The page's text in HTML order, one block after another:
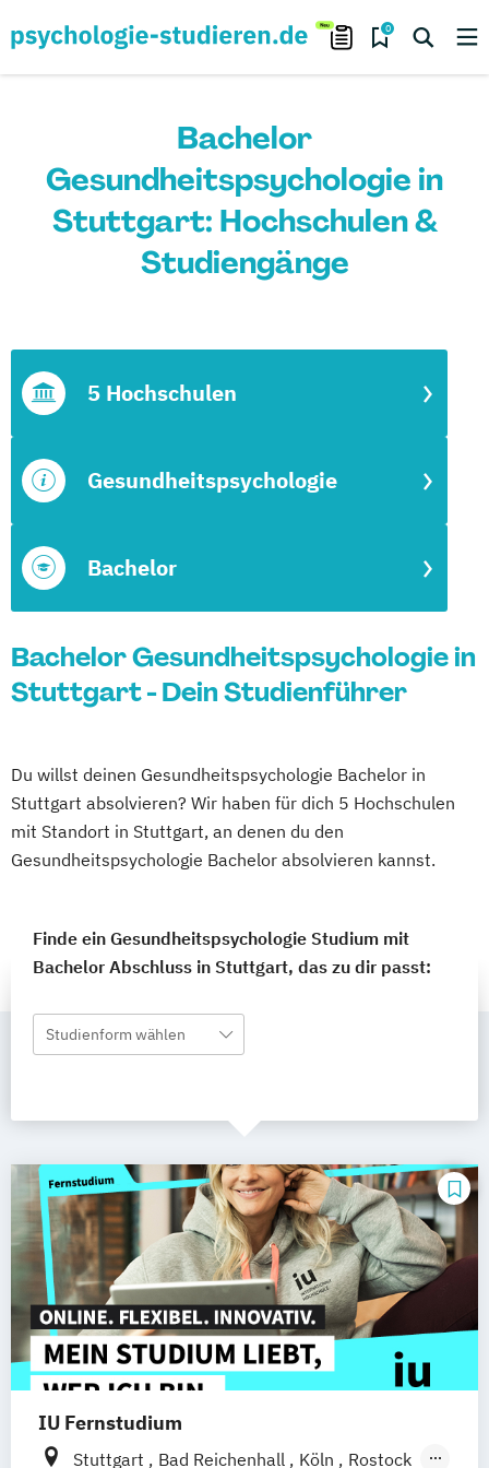
0
Bachelor
Gesundheitspsychologie in
Stuttgart: Hochschulen &
Studiengänge
Bachelor
Gesundheitspsychologie
5 Hochschulen
Bachelor Gesundheitspsychologie in
Stuttgart - Dein Studienführer
Du willst deinen Gesundheitspsychologie Bachelor in
Stuttgart absolvieren? Wir haben für dich 5 Hochschulen
mit Standort in Stuttgart, an denen du den
Gesundheitspsychologie Bachelor absolvieren kannst.
Finde ein Gesundheitspsychologie Studium mit
Bachelor Abschluss in Stuttgart, das zu dir passt:
Studienform wählen
IU Fernstudium
Stuttgart Bad Reichenhall Köln
Rostock